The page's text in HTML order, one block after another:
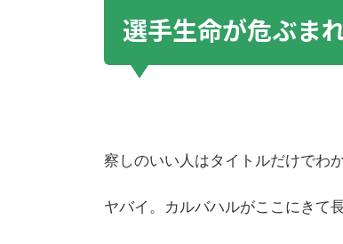
選手生命が危ぶま
察しのいい人はタイトルだけでわ
ヤバイ。カルバハルがここにきて